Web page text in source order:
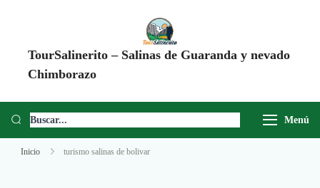
TourSalinerito – Salinas de Guaranda y nevado
Chimborazo
Chimborazo, Minas de Sal, Quesera El Salinerito, Chocolates El
Menú
Inicio turismo salinas de bolivar